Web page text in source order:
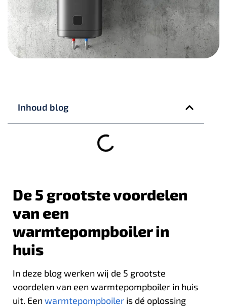
Inhoud blog
De 5 grootste voordelen
van een
warmtepompboiler in
huis
In deze blog werken wij de 5 grootste
voordelen van een warmtepompboiler in huis
uit. Eenwarmtepompboiler is dé oplossing